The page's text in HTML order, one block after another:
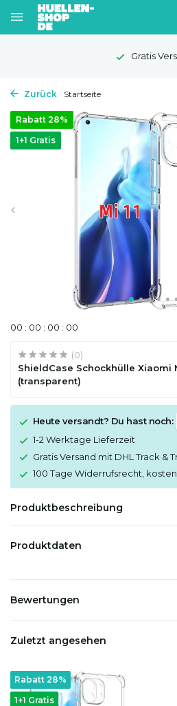
Gratis
Zurück Startseite
Rabatt 28%
1+1 Gratis
00 : 00 : 00 : 00
(0)
ShieldCase Schockhülle Xiaomi
(transparent)
Heute versandt? Du hast noch:
1-2 Werktage Lieferzeit
Gratis Versand mit DHL Track &
100 Tage Widerrufsrecht,
Produktbeschreibung
Produktdaten
Bewertungen
Zuletzt angesehen
1+1 Gratis
Rabatt 28%